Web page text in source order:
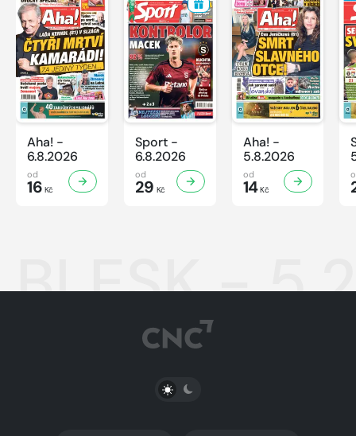
Aha! -
6.8.2026
od
16 Kč
Sport -
6.8.2026
od
29 Kč
Aha! -
5.8.2026
od
14Kč
BLESK -
PŘEPNOUT SVĚTLÝ/TMAVÝ REŽIM